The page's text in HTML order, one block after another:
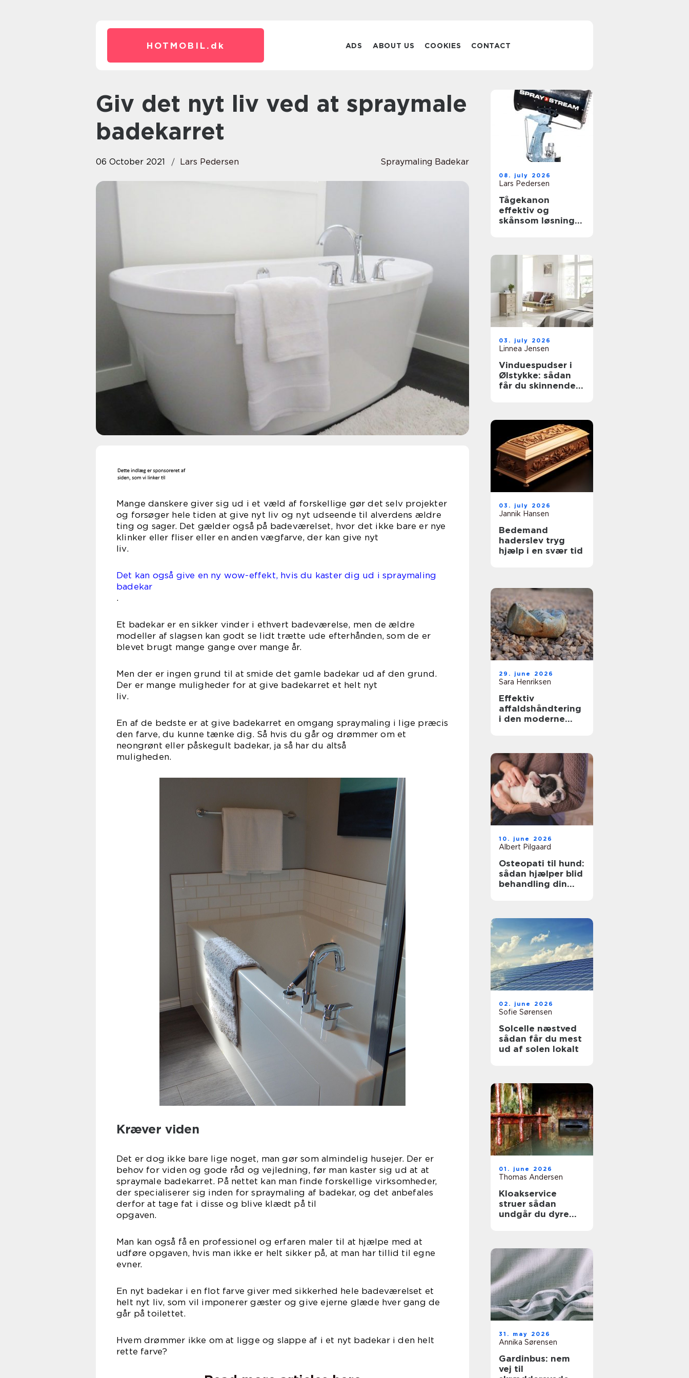
HOTMOBIL. dk ADS ABOUT US COOKIES CONTACT
Giv det nyt liv ved at spraymale
badekarret
06 October 2021 Lars Pedersen Spraymaling Badekar
Mange danskere giver sig ud i et væld af forskellige gør det selv projekter
og forsøger hele tiden at give nyt liv og nyt udseende til alverdens ældre
ting og sager. Det gælder også på badeværelset, hvor det ikke bare er nye
klinker eller fliser eller en anden vægfarve, der kan give nyt
liv.
Det kan også give en ny wow-effekt, hvis du kaster dig ud i spraymaling
badekar
.
Et badekar er en sikker vinder i ethvert badeværelse, men de ældre
modeller af slagsen kan godt se lidt trætte ude efterhånden, som de er
blevet brugt mange gange over mange år.
Men der er ingen grund til at smide det gamle badekar ud af den grund.
Der er mange muligheder for at give badekarret et helt nyt
liv.
En af de bedste er at give badekarret en omgang spraymaling i lige præcis
den farve, du kunne tænke dig. Så hvis du går og drømmer om et
neongrønt eller påskegult badekar, ja så har du altså
muligheden.
Kræver viden
Det er dog ikke bare lige noget, man gør som almindelig husejer. Der er
behov for viden og gode råd og vejledning, før man kaster sig ud at at
spraymale badekarret. På nettet kan man finde forskellige virksomheder,
der specialiserer sig inden for spraymaling af badekar, og det anbefales
derfor at tage fat i disse og blive klædt på til
opgaven.
Man kan også få en professionel og erfaren maler til at hjælpe med at
udføre opgaven, hvis man ikke er helt sikker på, at man har tillid til egne
evner.
En nyt badekar i en flot farve giver med sikkerhed hele badeværelset et
helt nyt liv, som vil imponerer gæster og give ejerne glæde hver gang de
går på toilettet.
Hvem drømmer ikke om at ligge og slappe af i et nyt badekar i den helt
rette farve?
08. july 2026
Lars Pedersen
Tågekanon
effektiv og
skånsom løsning
03. july 2026
Linnea Jensen
Vinduespudser i
Ølstykke: sådan
får du skinnende
03. july 2026
Jannik Hansen
Bedemand
haderslev tryg
hjælp i en svær tid
29. june 2026
Sara Henriksen
Effektiv
affaldshåndtering
i den moderne
10. june 2026
Albert Pilgaard
Osteopati til hund:
sådan hjælper blid
behandling din
02. june 2026
Sofie Sørensen
Solcelle næstved
sådan får du mest
ud af solen lokalt
01. june 2026
Thomas Andersen
Kloakservice
struer sådan
undgår du dyre
31. may 2026
Annika Sørensen
Gardinbus: nem
vej til